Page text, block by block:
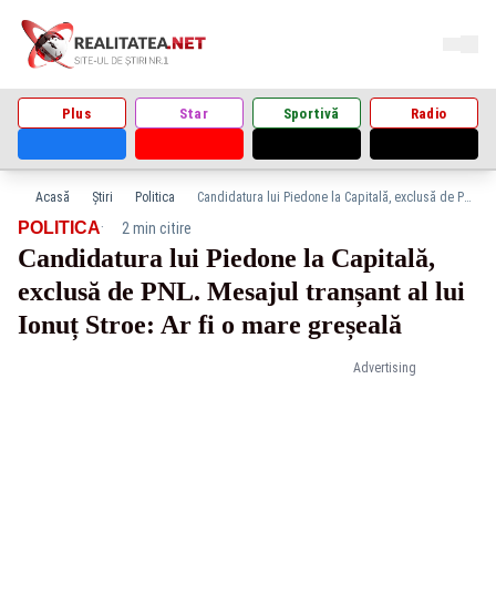
Plus Star Sportivă Radio
Acasă Știri Politica Candidatura lui Piedone la Capitală, exclusă de PNL. Mesajul tranșant al lui Ionuț Stroe: Ar fi o mare greșeală
Advertising
POLITICA· 2 min citire
Candidatura lui Piedone la Capitală,
exclusă de PNL. Mesajul tranșant al lui
Ionuț Stroe: Ar fi o mare greșeală